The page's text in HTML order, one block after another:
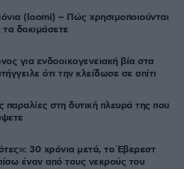
(loomi) – Πώς χρησιμοποιούνται
τα δοκιμάσετε
για ενδοοικογενειακή βία στα
ότι την κλείδωσε σε σπίτι
παραλίες στη δυτική πλευρά της που
30 χρόνια μετά, το Έβερεστ
έναν από τους νεκρούς του